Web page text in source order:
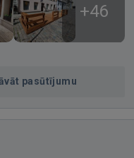
+46
pasūtījumu